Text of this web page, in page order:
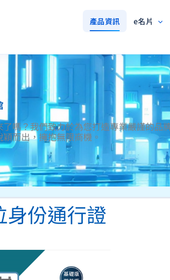
產品資訊 e名片
嗎？我們致力於為您打造專業嚴謹的
而出，擁抱無限商機。
身份通行證